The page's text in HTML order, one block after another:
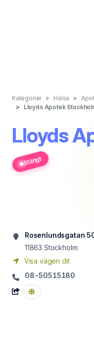
Kategorier Hälsa
Lloyds Apotek
Lloyds
Stängt
Rosenlundsgatan
11863 Stockholm
Visa vägen dit
08-50515180